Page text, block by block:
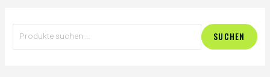
SUCHEN